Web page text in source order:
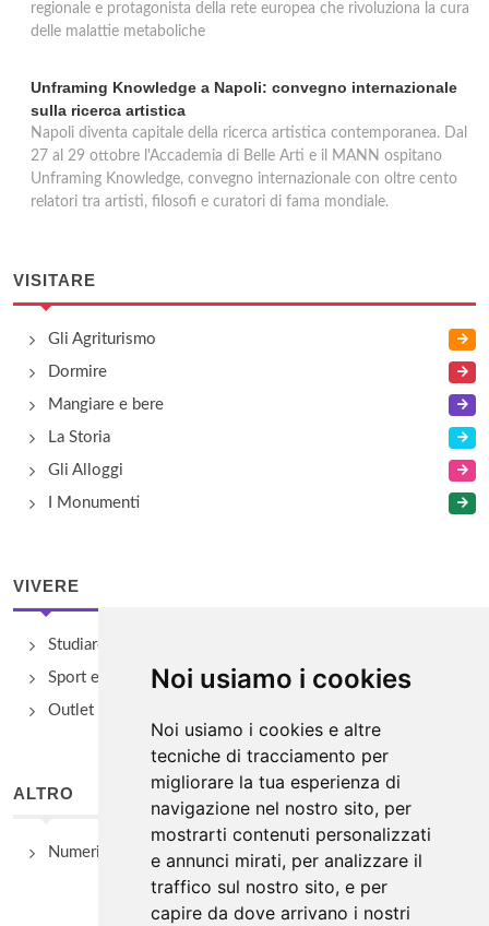
Noi usiamo i cookies
Noi usiamo i cookies e altre
tecniche di tracciamento per
migliorare la tua esperienza di
navigazione nel nostro sito, per
mostrarti contenuti personalizzati
e annunci mirati, per analizzare il
traffico sul nostro sito, e per
capire da dove arrivano i nostri
regionale e protagonista della rete europea che rivoluziona la cura
delle malattie metaboliche
Unframing Knowledge a Napoli: convegno internazionale
sulla ricerca artistica
Napoli diventa capitale della ricerca artistica contemporanea. Dal
27 al 29 ottobre l'Accademia di Belle Arti e il MANN ospitano
Unframing Knowledge, convegno internazionale con oltre cento
relatori tra artisti, filosofi e curatori di fama mondiale.
VISITARE
Gli Agriturismo
Dormire
Mangiare e bere
La Storia
Gli Alloggi
I Monumenti
VIVERE
Studiare
Sport e Benessere
Outlet e spacci aziendali
ALTRO
Numeri Utili